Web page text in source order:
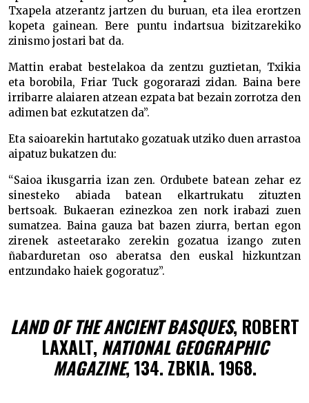
Txapela atzerantz jartzen du buruan, eta ilea erortzen
kopeta gainean. Bere puntu indartsua bizitzarekiko
zinismo jostari bat da.
Mattin erabat bestelakoa da zentzu guztietan, Txikia
eta borobila, Friar Tuck gogorarazi zidan. Baina bere
irribarre alaiaren atzean ezpata bat bezain zorrotza den
adimen bat ezkutatzen da”.
Eta saioarekin hartutako gozatuak utziko duen arrastoa
aipatuz bukatzen du:
“Saioa ikusgarria izan zen. Ordubete batean zehar ez
sinesteko abiada batean elkartrukatu zituzten
bertsoak. Bukaeran ezinezkoa zen nork irabazi zuen
sumatzea. Baina gauza bat bazen ziurra, bertan egon
zirenek asteetarako zerekin gozatua izango zuten
ñabarduretan oso aberatsa den euskal hizkuntzan
entzundako haiek gogoratuz”.
LAND OF THE ANCIENT BASQUES, ROBERT
LAXALT, NATIONAL GEOGRAPHIC
MAGAZINE, 134. ZBKIA. 1968.